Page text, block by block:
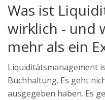
Was ist
wirklich - und
mehr als ein
Liquiditätsmanagement
Buchhaltung. Es geht
ausgegeben haben. Es